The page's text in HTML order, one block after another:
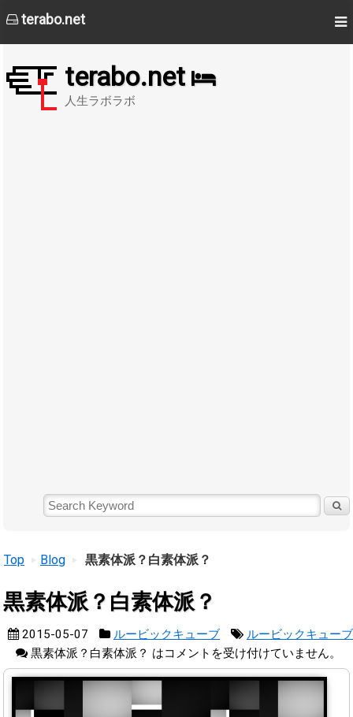
terabo.net
terabo.net
人生ラボラボ
Top Blog 黒素体派？白素体派？
黒素体派？白素体派？
2015-05-07 ルービックキューブ
ルービックキューブ
黒素体派？白素体派？ はコメントを受け付けていません。